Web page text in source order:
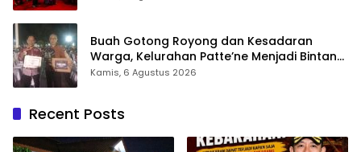
Buah Gotong Royong dan Kesadaran
Warga, Kelurahan Patte’ne Menjadi Bintang
Takalar Award 2026
Kamis, 6 Agustus 2026
Recent Posts